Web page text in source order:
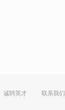
诚聘英才 联系我们